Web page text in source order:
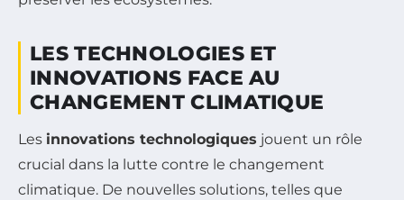
LES TECHNOLOGIES ET
INNOVATIONS FACE AU
CHANGEMENT CLIMATIQUE
Les innovations technologiques jouent un rôle
crucial dans la lutte contre le changement
climatique. De nouvelles solutions, telles que